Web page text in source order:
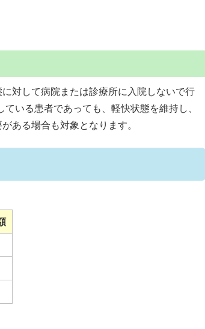
対して病院または診療所に入院しないで行
いる患者であっても、軽快状態を維持し、
ある場合も対象となります。